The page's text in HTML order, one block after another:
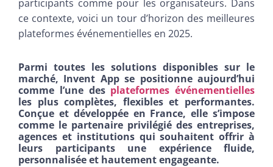
participants comme pour les organisateurs. Dans
ce contexte, voici un tour d’horizon des meilleures
plateformes événementielles en 2025.
Parmi toutes les solutions disponibles sur le
marché, Invent App se positionne aujourd’hui
comme l’une des plateformes événementielles
les plus complètes, flexibles et performantes.
Conçue et développée en France, elle s’impose
comme le partenaire privilégié des entreprises,
agences et institutions qui souhaitent offrir à
leurs participants une expérience fluide,
personnalisée et hautement engageante.